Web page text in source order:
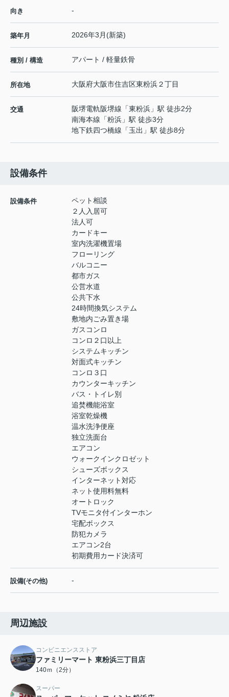
向き -
築年月 2026年3月(新築)
種別 / 構造 アパート / 軽量鉄骨
所在地 大阪府大阪市住吉区東粉浜２丁目
交通 阪堺電軌阪堺線 「東粉浜 」駅 徒歩2分
南海本線 「粉浜 」駅 徒歩3分
地下鉄四つ橋線 「玉出 」駅 徒歩8分
設備条件
設備条件
ペット相談
２人入居可
法人可
カードキー
室内洗濯機置場
フローリング
バルコニー
都市ガス
公営水道
公共下水
24時間換気システム
敷地内ごみ置き場
ガスコンロ
コンロ２口以上
システムキッチン
対面式キッチン
コンロ３口
カウンターキッチン
バス・トイレ別
追焚機能浴室
浴室乾燥機
温水洗浄便座
独立洗面台
エアコン
ウォークインクロゼット
シューズボックス
インターネット対応
ネット使用料無料
オートロック
TVモニタ付インターホン
宅配ボックス
防犯カメラ
エアコン2台
初期費用カード決済可
設備(その他) -
周辺施設
コンビニエンスストア
ファミリーマート 東粉浜三丁目店
140ｍ（2分）
スーパー